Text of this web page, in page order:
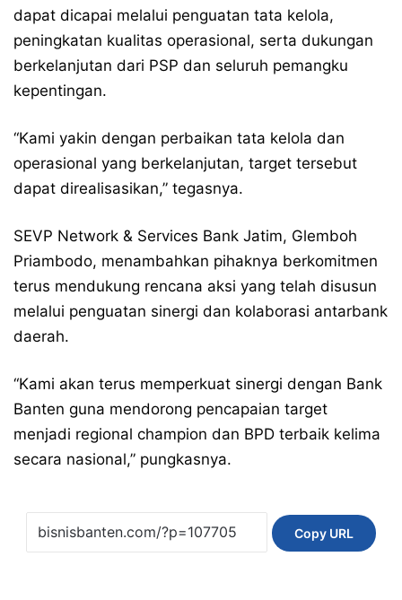
dapat dicapai melalui penguatan tata kelola,
peningkatan kualitas operasional, serta dukungan
berkelanjutan dari PSP dan seluruh pemangku
kepentingan.
“Kami yakin dengan perbaikan tata kelola dan
operasional yang berkelanjutan, target tersebut
dapat direalisasikan,” tegasnya.
SEVP Network & Services Bank Jatim, Glemboh
Priambodo, menambahkan pihaknya berkomitmen
terus mendukung rencana aksi yang telah disusun
melalui penguatan sinergi dan kolaborasi antarbank
daerah.
“Kami akan terus memperkuat sinergi dengan Bank
Banten guna mendorong pencapaian target
menjadi regional champion dan BPD terbaik kelima
secara nasional,” pungkasnya.
Copy URL